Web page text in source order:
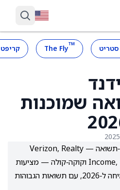
סטריט ™
The Fly
שמוכנות
חמש מניות דיבידנד עתירות‑תשואה — Verizon, Realty
Income, Energy Transfer, Merck וקוקה‑קולה — מציעות
הכנסה יציבה ופוטנציאל צמיחה ל‑2026, עם תשואות הגבוהות